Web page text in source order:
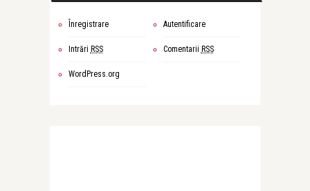
Înregistrare Autentificare
Intrări RSS Comentarii RSS
WordPress.org